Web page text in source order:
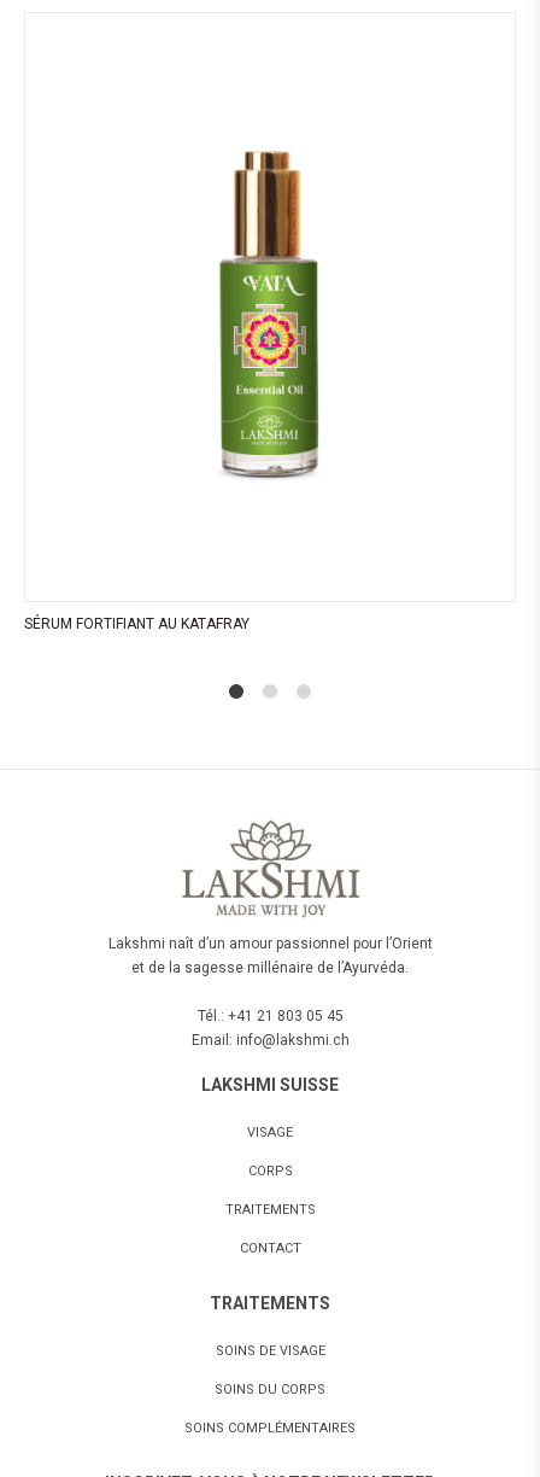
SÉRUM FORTIFIANT AU KATAFRAY
Lakshmi naît d’un amour passionnel pour l’Orient
et de la sagesse millénaire de l’Ayurvéda.
Tél.: +41 21 803 05 45
Email: info@lakshmi.ch
LAKSHMI SUISSE
VISAGE
CORPS
TRAITEMENTS
CONTACT
TRAITEMENTS
SOINS DE VISAGE
SOINS DU CORPS
SOINS COMPLÉMENTAIRES